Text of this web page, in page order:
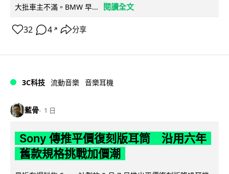
大批車主不滿。BMW 早...
閱讀全文
32 4 ↗ 分享
3C科技 流動音樂 音樂耳機
藍骨 1 日
Sony 傳推平價復刻版耳筒 沿用六年
舊款規格挑戰加價潮